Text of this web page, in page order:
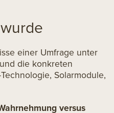
einer Umfrage unter
die konkreten
Solarmodule,
versus